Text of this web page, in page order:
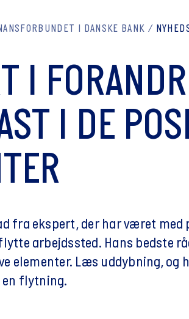
I DANSKE BANK
I
I DE
fra ekspert, der har været med
arbejdssted. Hans bedste
elementer. Læs uddybning, og
en flytning.